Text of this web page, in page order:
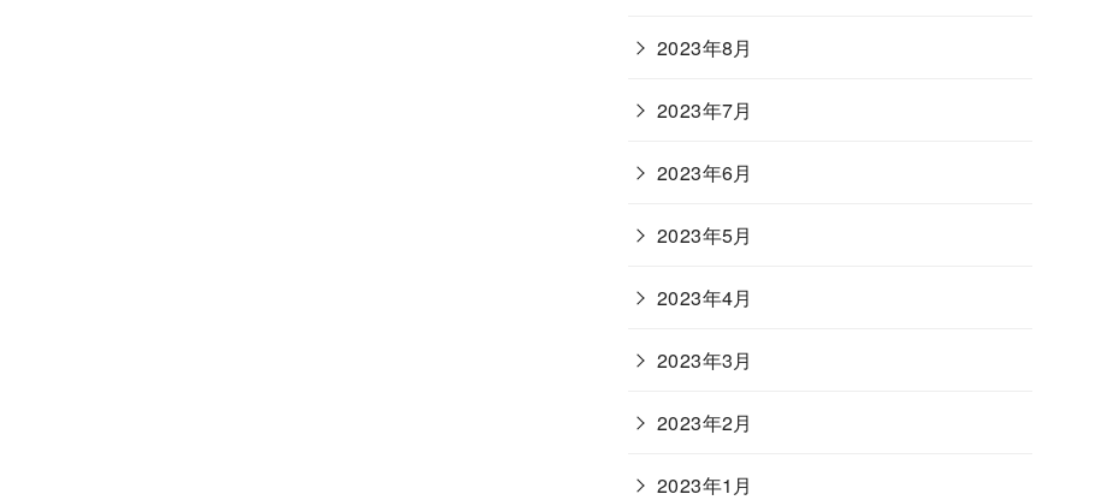
2023年8月
2023年7月
2023年6月
2023年5月
2023年4月
2023年3月
2023年2月
2023年1月